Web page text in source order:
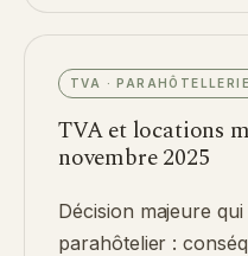
TVA · PARAHÔTELLERIE
TVA et locations
novembre 2025
Décision majeure
parahôtelier :